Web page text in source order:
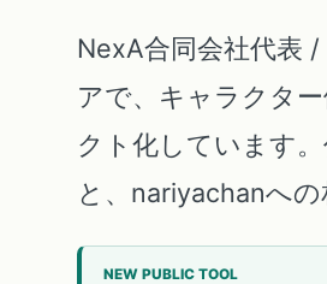
NexA合同会社代表
アで、キャラクタ
クト化しています
と、nariyachanへの
NEW PUBLIC TOOL